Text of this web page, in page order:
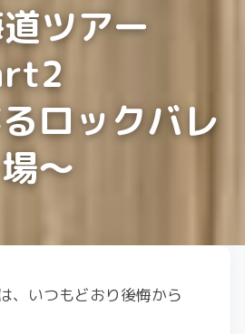
ツアー
ロックバレ
～
、いつもどおり後悔から